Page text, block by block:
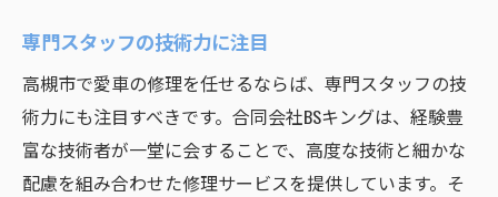
専門スタッフの技術力に注目
高槻市で愛車の修理を任せるならば、専門スタッフの技
術力にも注目すべきです。合同会社BSキングは、経験豊
富な技術者が一堂に会することで、高度な技術と細かな
配慮を組み合わせた修理サービスを提供しています。そ